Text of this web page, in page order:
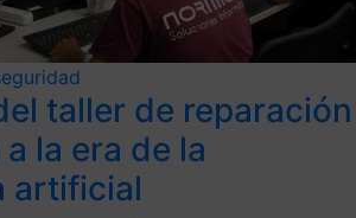
taller de reparación
la era de la
artificial